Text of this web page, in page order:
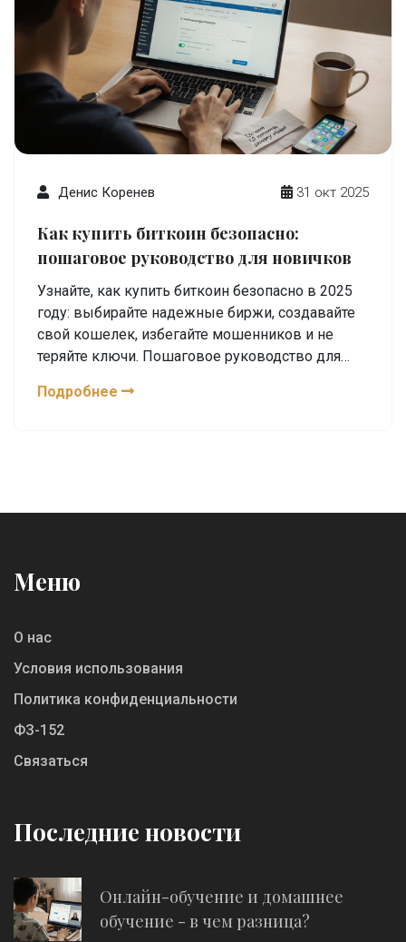
Денис Коренев 31 окт 2025
Как купить биткоин безопасно:
пошаговое руководство для новичков
Узнайте, как купить биткоин безопасно в 2025
году: выбирайте надежные биржи, создавайте
свой кошелек, избегайте мошенников и не
теряйте ключи. Пошаговое руководство для
Подробнее
Меню
О нас
Условия использования
Политика конфиденциальности
ФЗ-152
Связаться
Последние новости
Онлайн-обучение и домашнее
обучение - в чем разница?